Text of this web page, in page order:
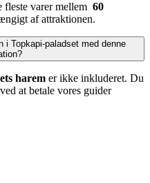
fleste varer mellem 60
af attraktionen.
i Topkapi-paladset med denne
harem er ikke inkluderet. Du
at betale vores guider